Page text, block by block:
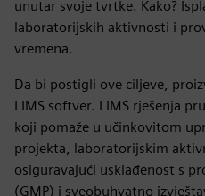
unutar svoje tvrtke. Kako?
laboratorijskih aktivnosti i
vremena.
Da bi postigli ove ciljeve,
LIMS softver. LIMS rješenja
koji pomaže u učinkovitom
projekta, laboratorijskim
osiguravajući usklađenost s
(GMP) i sveobuhvatno